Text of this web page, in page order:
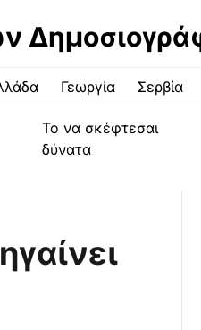
Γεωργία Σερβία
Το να σκέφτεσαι
δύνατα